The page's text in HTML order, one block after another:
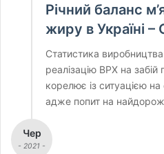
Річний баланс
жиру в Україні
Статистика
реалізацію ВРХ на
корелює із ситуацією
адже попит на
Чер
- 2021 -